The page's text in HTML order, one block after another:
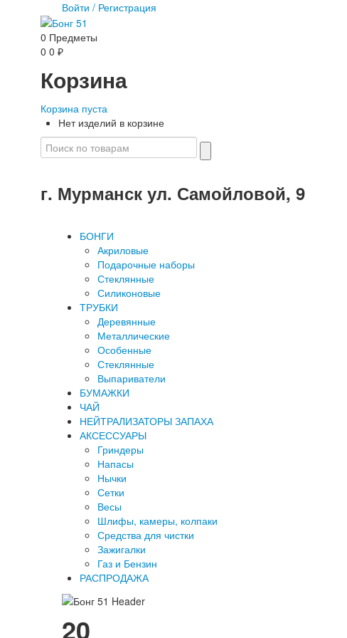
Войти / Регистрация
0 Предметы
0 0 ₽
Корзина
Корзина пуста
Нет изделий в корзине
г. Мурманск ул. Самойловой, 9
БОНГИ
Акриловые
Подарочные наборы
Стеклянные
Силиконовые
ТРУБКИ
Деревянные
Металлические
Особенные
Стеклянные
Выпариватели
БУМАЖКИ
ЧАЙ
НЕЙТРАЛИЗАТОРЫ ЗАПАХА
АКСЕССУАРЫ
Гриндеры
Напасы
Нычки
Сетки
Весы
Шлифы, камеры, колпаки
Средства для чистки
Зажигалки
Газ и Бензин
РАСПРОДАЖА
20